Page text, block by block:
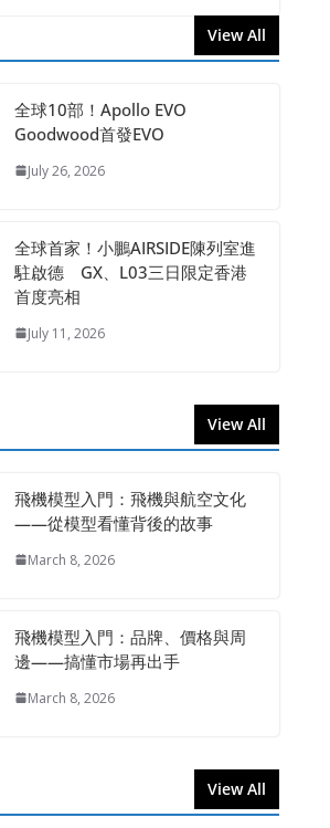
View All
全球10部！Apollo EVO
Goodwood首發EVO
July 26, 2026
全球首家！小鵬AIRSIDE陳列室進
駐啟德 GX、L03三日限定香港
首度亮相
July 11, 2026
View All
飛機模型入門：飛機與航空文化
——從模型看懂背後的故事
March 8, 2026
飛機模型入門：品牌、價格與周
邊——搞懂市場再出手
March 8, 2026
View All